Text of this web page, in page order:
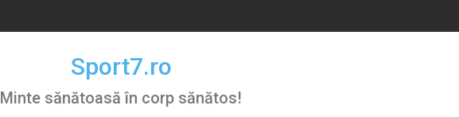
Sport7.ro
Minte sănătoasă în corp sănătos!